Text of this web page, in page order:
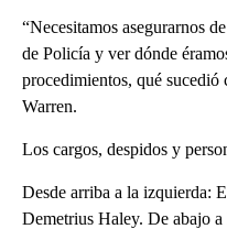
“Necesitamos asegurarnos
de Policía y ver dónde
procedimientos, qué
Warren.
Los cargos, despidos y
Desde arriba a la izquierda:
Demetrius Haley. De abajo